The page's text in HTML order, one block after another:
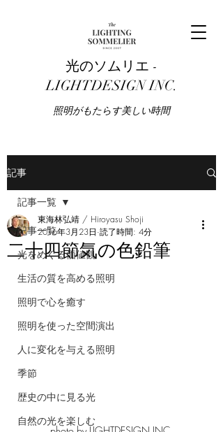
光のソムリエ -
LIGHTDESIGN INC.
​照明がもたらす美しい時間
記事
記事一覧
光をめぐる価値観
生活の質を高める照明
照明で心を癒す
照明を使った空間演出
人に変化を与える照明
季節
歴史の中に見る光
自然の光を楽しむ
記事一覧
二十四節気の色鉛筆
東海林弘靖 / Hiroyasu Shoji
2016年3月23日 読了時間: 4分